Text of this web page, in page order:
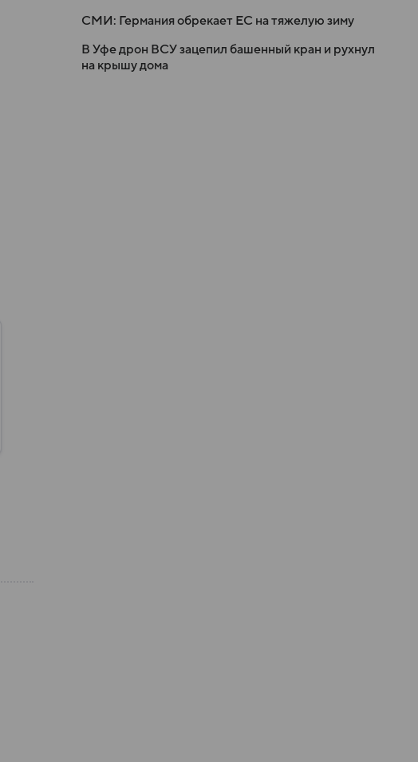
СМИ: Германия обрекает ЕС на тяжелую зиму
В Уфе дрон ВСУ зацепил башенный кран и рухнул
на крышу дома